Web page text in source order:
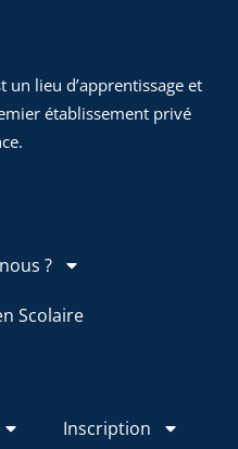
un lieu d’apprentissage et
établissement privé
?
Scolaire
Inscription